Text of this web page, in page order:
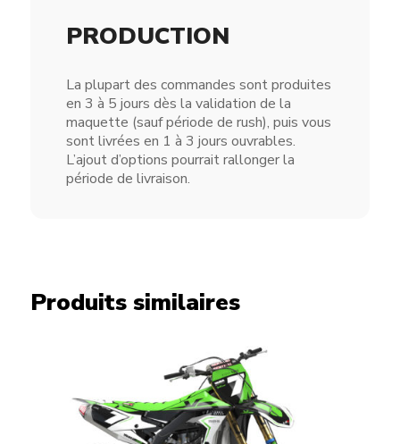
PRODUCTION
La plupart des commandes sont produites
en 3 à 5 jours dès la validation de la
maquette (sauf période de rush), puis vous
sont livrées en 1 à 3 jours ouvrables.
L’ajout d’options pourrait rallonger la
période de livraison.
Produits similaires
Katana Kit Yamaha